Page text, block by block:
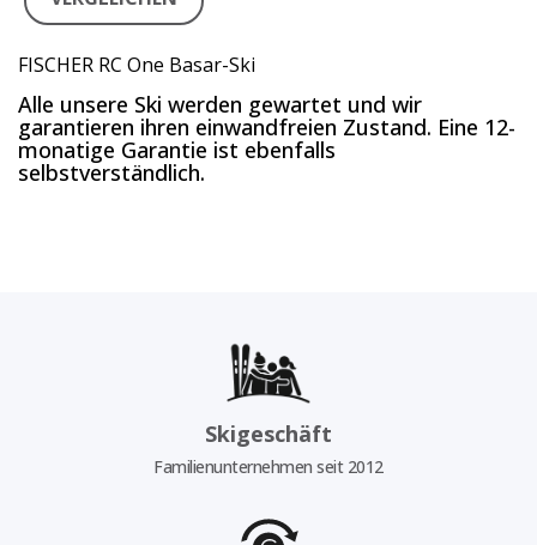
FISCHER RC One Basar-Ski
Alle unsere Ski werden gewartet und wir
garantieren ihren einwandfreien Zustand. Eine 12-
monatige Garantie ist ebenfalls
selbstverständlich.
Skigeschäft
Familienunternehmen seit 2012